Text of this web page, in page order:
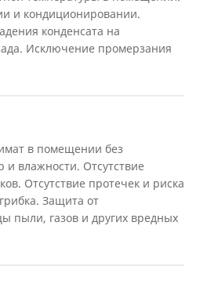
и кондиционировании.
конденсата на
Исключение промерзания
в помещении без
и влажности. Отсутствие
Отсутствие протечек и риска
Защита от
пыли, газов и других вредных